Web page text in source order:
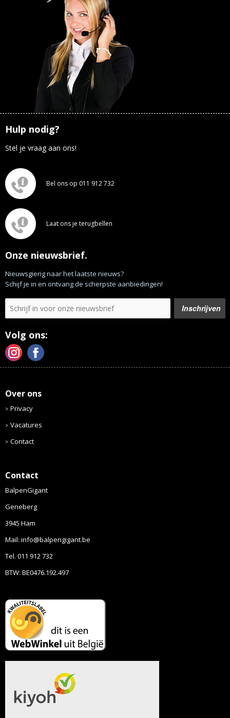
Hulp nodig?
Stel je vraag aan ons!
Bel ons op 011 912 732
Laat ons je terugbellen
Onze nieuwsbrief.
Nieuwsgierig naar het laatste nieuws?
Schijf je in en ontvang de scherpste aanbiedingen!
Volg ons:
Over ons
Privacy
Vacatures
Contact
Contact
BalpenGigant
Geneberg
3945 Ham
Mail: info@balpengigant.be
Tel. 011 912 732
BTW: BE0476.192.497